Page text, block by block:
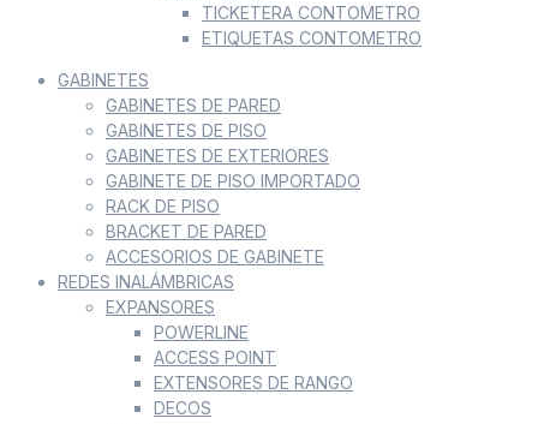
TICKETERA CONTOMETRO
ETIQUETAS CONTOMETRO
GABINETES
GABINETES DE PARED
GABINETES DE PISO
GABINETES DE EXTERIORES
GABINETE DE PISO IMPORTADO
RACK DE PISO
BRACKET DE PARED
ACCESORIOS DE GABINETE
REDES INALÁMBRICAS
EXPANSORES
POWERLINE
ACCESS POINT
EXTENSORES DE RANGO
DECOS